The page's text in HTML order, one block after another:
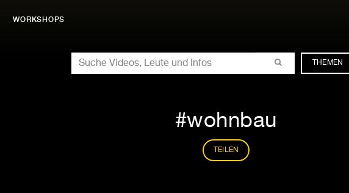
WORKSHOPS
SUCHE
THEMEN
wohnbau
TEILEN